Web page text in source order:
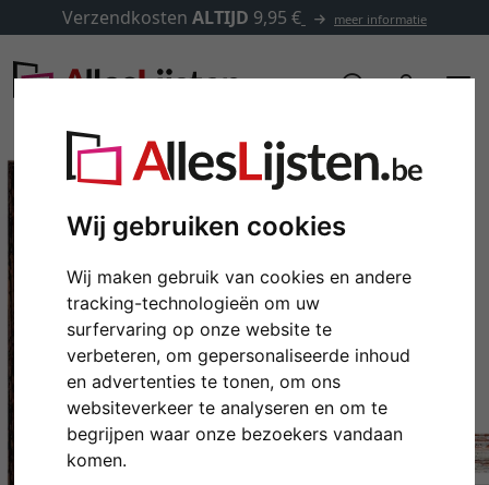
Wij gebruiken cookies
Wij maken gebruik van cookies en andere
tracking-technologieën om uw
surfervaring op onze website te
verbeteren, om gepersonaliseerde inhoud
en advertenties te tonen, om ons
websiteverkeer te analyseren en om te
begrijpen waar onze bezoekers vandaan
komen.
Verzendkosten ALTIJD 9,95 € meer informatie
Terug